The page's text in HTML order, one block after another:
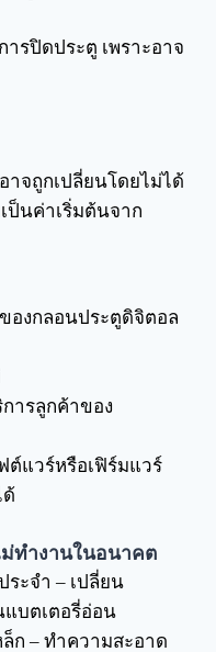
ารปิดประตู เพราะอาจ
าจถูกเปลี่ยนโดยไม่ได้
ป็นค่าเริ่มต้นจาก
องกลอนประตูดิจิตอล
ารลูกค้าของ
ต์แวร์หรือเฟิร์มแวร์
ทำงานในอนาคต
ะจำ – เปลี่ยน
แบตเตอรี่อ่อน
ก – ทำความสะอาด